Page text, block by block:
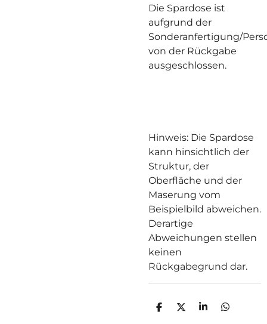
Die Spardose ist
aufgrund der
Sonderanfertigung/
von der Rückgabe
ausgeschlossen.
Hinweis: Die Spardose
kann hinsichtlich der
Struktur, der
Oberfläche und der
Maserung vom
Beispielbild abweichen.
Derartige
Abweichungen stellen
keinen
Rückgabegrund dar.
T
T
T
T